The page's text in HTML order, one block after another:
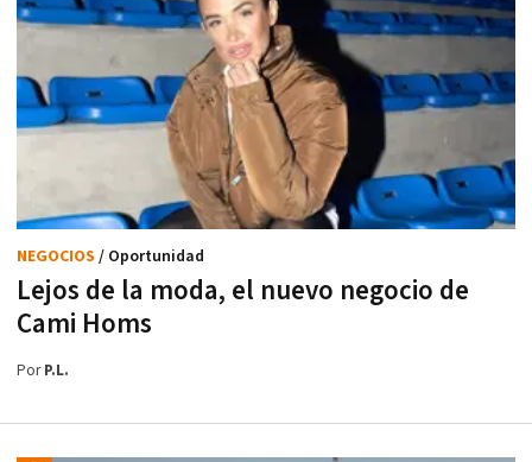
Lejos de la moda, el nuevo negocio de
Cami Homs
NEGOCIOS / Oportunidad
PorP.L.